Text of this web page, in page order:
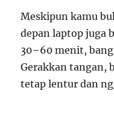
Meskipun kamu
depan laptop juga
30–60 menit,
Gerakkan tangan,
tetap lentur dan